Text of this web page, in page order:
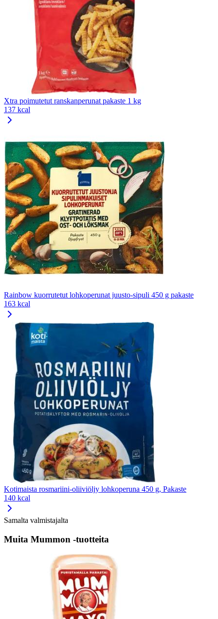
Xtra poimutetut ranskanperunat pakaste 1 kg
137 kcal
Rainbow kuorrutetut lohkoperunat juusto-sipuli 450 g pakaste
163 kcal
Kotimaista rosmariini-oliiviöljy lohkoperuna 450 g, Pakaste
140 kcal
Samalta valmistajalta
Muita Mummon -tuotteita